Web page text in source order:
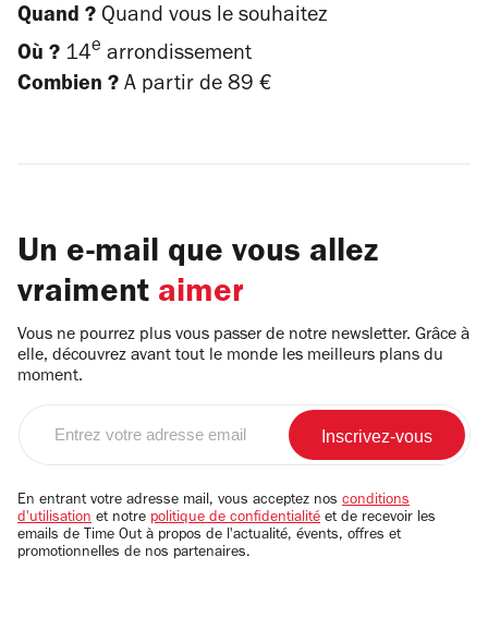
Quand ? Quand vous le souhaitez
Où ? 14e arrondissement
Combien ? A partir de 89 €
Un e-mail que vous allez
vraiment aimer
Vous ne pourrez plus vous passer de notre newsletter. Grâce à
elle, découvrez avant tout le monde les meilleurs plans du
moment.
email
En entrant votre adresse mail, vous acceptez nos conditions
d'utilisation et notre politique de confidentialité et de recevoir les
emails de Time Out à propos de l'actualité, évents, offres et
promotionnelles de nos partenaires.